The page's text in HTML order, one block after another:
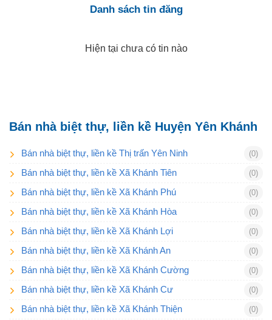
Danh sách tin đăng
Hiện tại chưa có tin nào
Bán nhà biệt thự, liền kề Huyện Yên Khánh
Bán nhà biệt thự, liền kề Thị trấn Yên Ninh (0)
Bán nhà biệt thự, liền kề Xã Khánh Tiên (0)
Bán nhà biệt thự, liền kề Xã Khánh Phú (0)
Bán nhà biệt thự, liền kề Xã Khánh Hòa (0)
Bán nhà biệt thự, liền kề Xã Khánh Lợi (0)
Bán nhà biệt thự, liền kề Xã Khánh An (0)
Bán nhà biệt thự, liền kề Xã Khánh Cường (0)
Bán nhà biệt thự, liền kề Xã Khánh Cư (0)
Bán nhà biệt thự, liền kề Xã Khánh Thiện (0)